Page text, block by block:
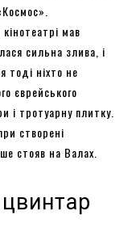
мав
сильна злива, і
тоді ніхто не
єврейського
і тротуарну плитку.
створені
стояв на Валах.